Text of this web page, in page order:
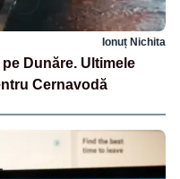
Ionuț Nichita
Dunăre. Ultimele
Cernavodă